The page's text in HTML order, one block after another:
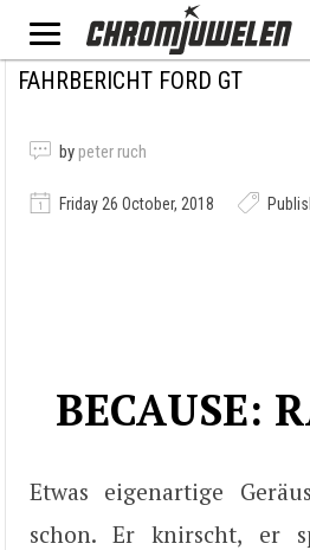
FAHRBERICHT FORD GT
by peter ruch
Friday 26 October, 2018
BECAUSE:
Etwas eigenartige
schon. Er knirscht, er